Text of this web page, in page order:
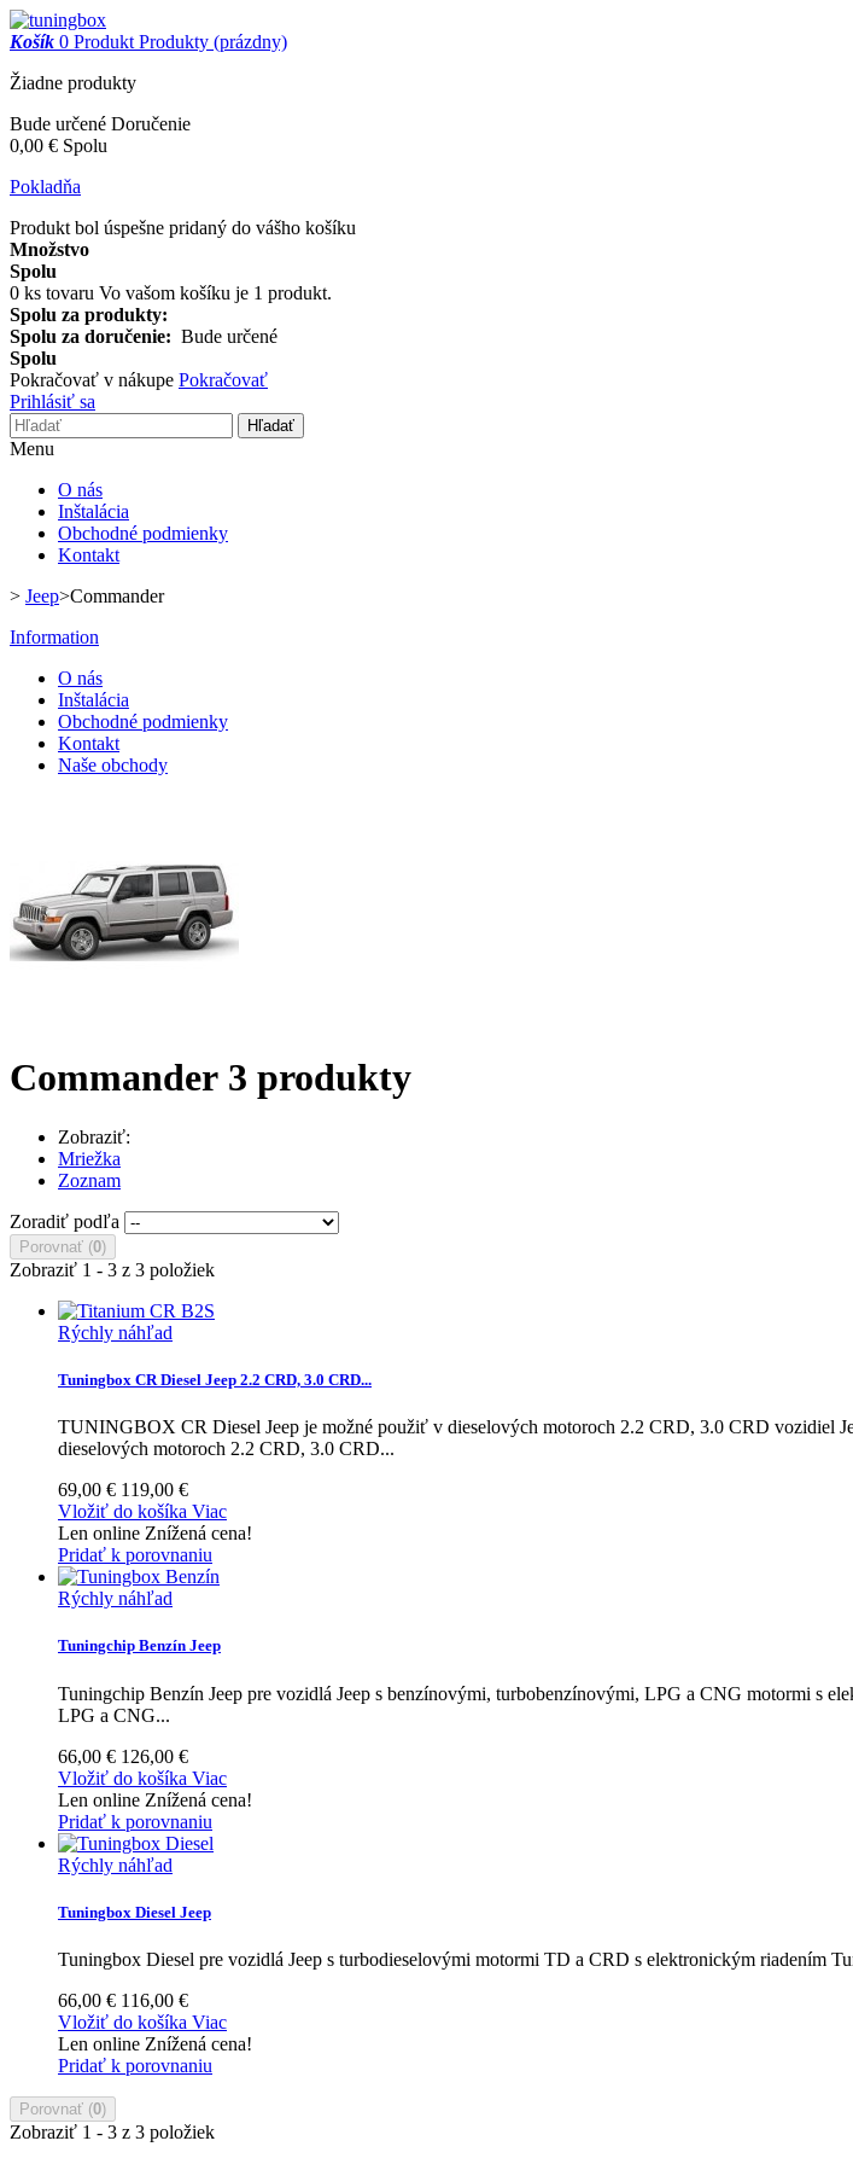
Košík 0 Produkt Produkty (prázdny)
Žiadne produkty
Bude určené Doručenie
0,00 € Spolu
Pokladňa
Produkt bol úspešne pridaný do vášho košíku
Množstvo
Spolu
0 ks tovaru Vo vašom košíku je 1 produkt.
Spolu za produkty:
Spolu za doručenie: Bude určené
Spolu
Pokračovať v nákupe Pokračovať
Prihlásiť sa
Hľadať
Menu
O nás
Inštalácia
Obchodné podmienky
Kontakt
> Jeep>Commander
Information
O nás
Inštalácia
Obchodné podmienky
Kontakt
Naše obchody
Commander 3 produkty
Zobraziť:
Mriežka
Zoznam
Zoradiť podľa
Porovnať (0)
Zobraziť 1 - 3 z 3 položiek
Rýchly náhľad
Tuningbox CR Diesel Jeep 2.2 CRD, 3.0 CRD...
TUNINGBOX CR Diesel Jeep je možné použiť v dieselových motoroch 2.2 CRD, 3.0 CRD vozidiel
dieselových motoroch 2.2 CRD, 3.0 CRD...
69,00 € 119,00 €
Vložiť do košíka Viac
Len online Znížená cena!
Pridať k porovnaniu
Rýchly náhľad
Tuningchip Benzín Jeep
Tuningchip Benzín Jeep pre vozidlá Jeep s benzínovými, turbobenzínovými, LPG a CNG motormi s
LPG a CNG...
66,00 € 126,00 €
Vložiť do košíka Viac
Len online Znížená cena!
Pridať k porovnaniu
Rýchly náhľad
Tuningbox Diesel Jeep
Tuningbox Diesel pre vozidlá Jeep s turbodieselovými motormi TD a CRD s elektronickým riadením
66,00 € 116,00 €
Vložiť do košíka Viac
Len online Znížená cena!
Pridať k porovnaniu
Porovnať (0)
Zobraziť 1 - 3 z 3 položiek